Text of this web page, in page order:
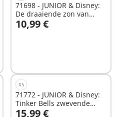
71698 - JUNIOR & Disney:
De draaiende zon van
Mickey Mouse met
rammelfun
10,99 €
In winkelwagen
XS
71772 - JUNIOR & Disney:
Tinker Bells zwevende
sprookjesbloem
15,99 €